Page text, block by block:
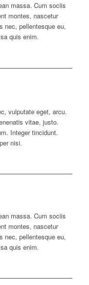
massa. Cum sociis
montes, nascetur
nec, pellentesque eu,
quis enim.
vulputate eget, arcu.
vitae, justo.
Integer tincidunt.
nisi.
massa. Cum sociis
montes, nascetur
nec, pellentesque eu,
quis enim.